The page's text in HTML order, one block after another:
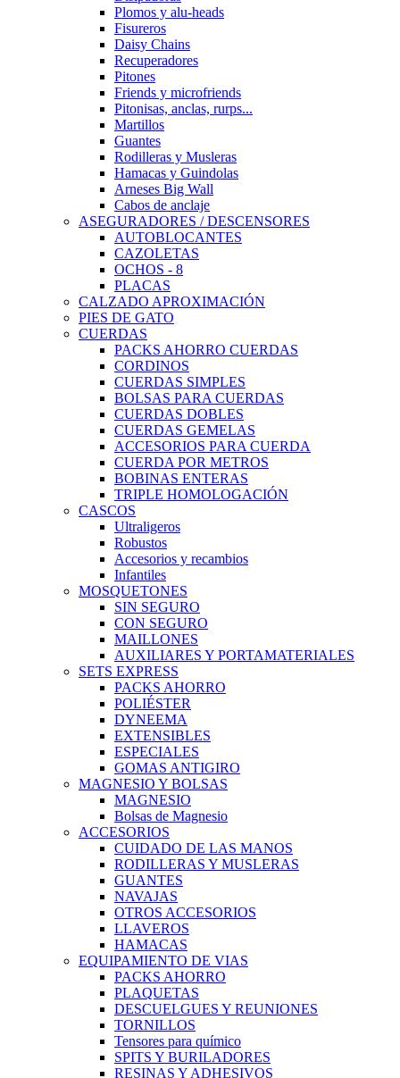
Plomos y alu-heads
Fisureros
Daisy Chains
Recuperadores
Pitones
Friends y microfriends
Pitonisas, anclas, rurps...
Martillos
Guantes
Rodilleras y Musleras
Hamacas y Guindolas
Arneses Big Wall
Cabos de anclaje
ASEGURADORES / DESCENSORES
AUTOBLOCANTES
CAZOLETAS
OCHOS - 8
PLACAS
CALZADO APROXIMACIÓN
PIES DE GATO
CUERDAS
PACKS AHORRO CUERDAS
CORDINOS
CUERDAS SIMPLES
BOLSAS PARA CUERDAS
CUERDAS DOBLES
CUERDAS GEMELAS
ACCESORIOS PARA CUERDA
CUERDA POR METROS
BOBINAS ENTERAS
TRIPLE HOMOLOGACIÓN
CASCOS
Ultraligeros
Robustos
Accesorios y recambios
Infantiles
MOSQUETONES
SIN SEGURO
CON SEGURO
MAILLONES
AUXILIARES Y PORTAMATERIALES
SETS EXPRESS
PACKS AHORRO
POLIÉSTER
DYNEEMA
EXTENSIBLES
ESPECIALES
GOMAS ANTIGIRO
MAGNESIO Y BOLSAS
MAGNESIO
Bolsas de Magnesio
ACCESORIOS
CUIDADO DE LAS MANOS
RODILLERAS Y MUSLERAS
GUANTES
NAVAJAS
OTROS ACCESORIOS
LLAVEROS
HAMACAS
EQUIPAMIENTO DE VIAS
PACKS AHORRO
PLAQUETAS
DESCUELGUES Y REUNIONES
TORNILLOS
Tensores para químico
SPITS Y BURILADORES
RESINAS Y ADHESIVOS